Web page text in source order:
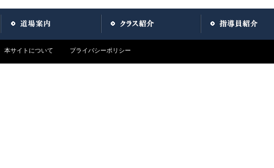
本サイトについて プライバシーポリシー